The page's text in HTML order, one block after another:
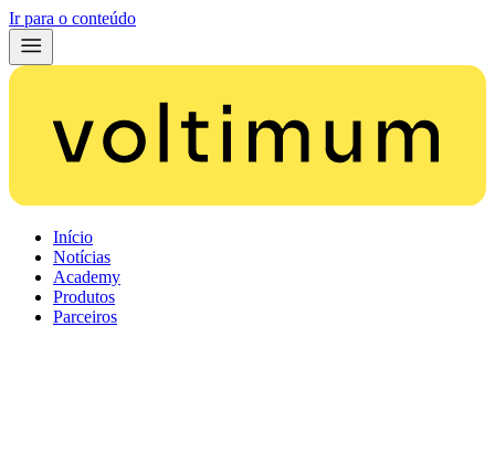
Ir para o conteúdo
Início
Notícias
Academy
Produtos
Parceiros